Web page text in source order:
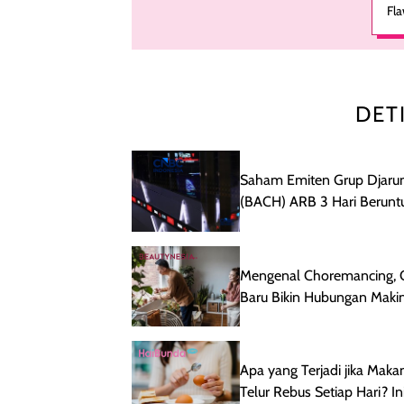
Saham Emiten Grup
(BACH) ARB 3 Hari
Mengenal Choremancing,
Baru Bikin Hubungan
Apa yang Terjadi jika
Telur Rebus Setiap Hari?